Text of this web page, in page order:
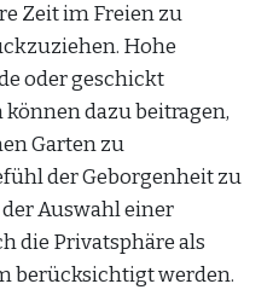
Zeit im Freien zu
Hohe
oder geschickt
dazu beitragen,
Garten zu
der Geborgenheit zu
Auswahl einer
die Privatsphäre als
berücksichtigt werden.